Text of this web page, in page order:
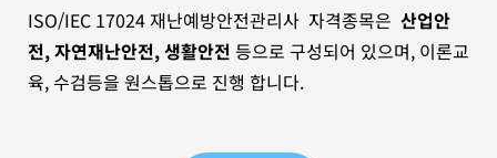
ISO/IEC 17024 재난예방안전관리사 자격종목은 산업안
전, 자연재난안전, 생활안전 등으로 구성되어 있으며, 이론교
육, 수검등을 원스톱으로 진행 합니다.